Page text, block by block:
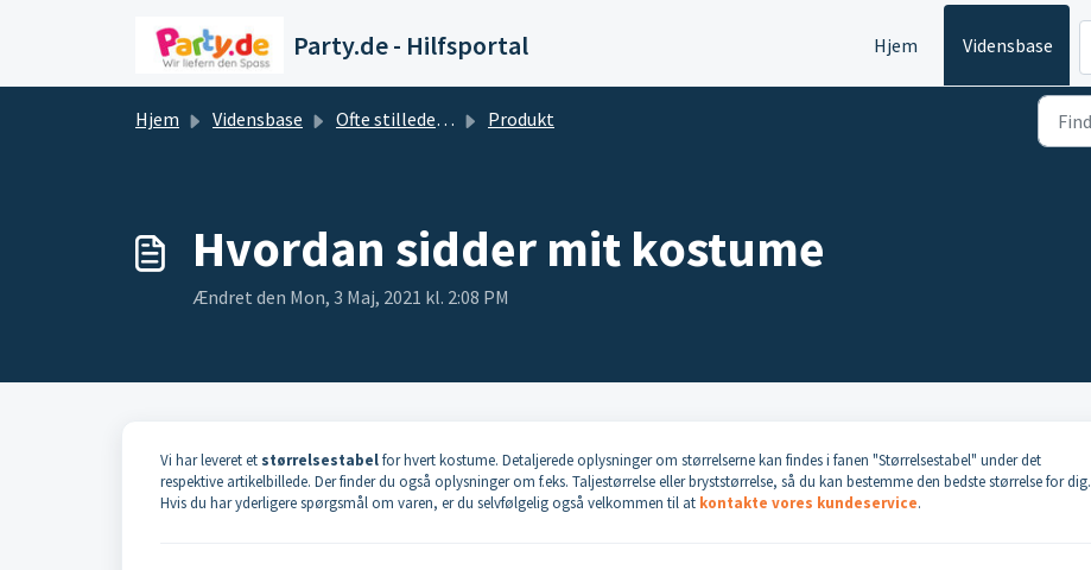
Party.de - Hilfsportal Hjem Vidensbase
Hjem Vidensbase Ofte stillede spørgsmål og svar Produkt
Hvordan sidder mit kostume
Ændret den Mon, 3 Maj, 2021 kl. 2:08 PM
Vi har leveret et størrelsestabelfor hvert kostume. Detaljerede oplysninger om størrelserne kan findes i fanen "Størrelsestabel" under det
respektive artikelbillede. Der finder du også oplysninger om f.eks. Taljestørrelse eller bryststørrelse, så du kan bestemme den bedste størrelse for dig.
Hvis du har yderligere spørgsmål om varen, er du selvfølgelig også velkommen til at kontakte vores kundeservice.